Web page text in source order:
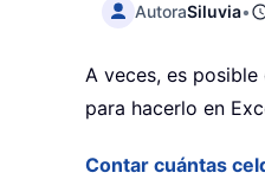
AutoraSiluvia•
A veces, es
para hacerlo en
Contar cuántas